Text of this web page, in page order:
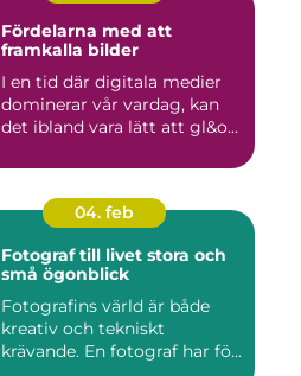
Fördelarna med att
framkalla bilder
I en tid där digitala medier
dominerar vår vardag, kan
det ibland vara lätt att gl&o...
04. feb
Fotograf till livet stora och
små ögonblick
Fotografins värld är både
kreativ och tekniskt
krävande. En fotograf har fö...